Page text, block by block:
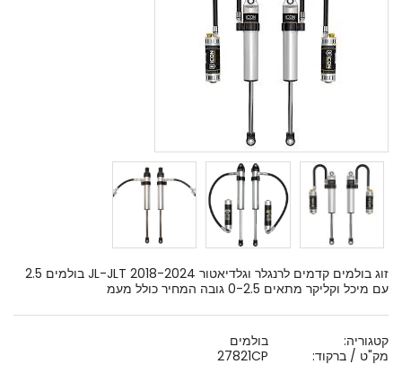
זוג בולמים קדמים לרנגלר וגלדיאטור JL-JLT 2018-2024 בולמים 2.5
עם מיכל וקליקר מתאים 0-2.5 גובה המחיר כולל מעמ
קטגוריה:
בולמים
מק"ט / ברקוד: